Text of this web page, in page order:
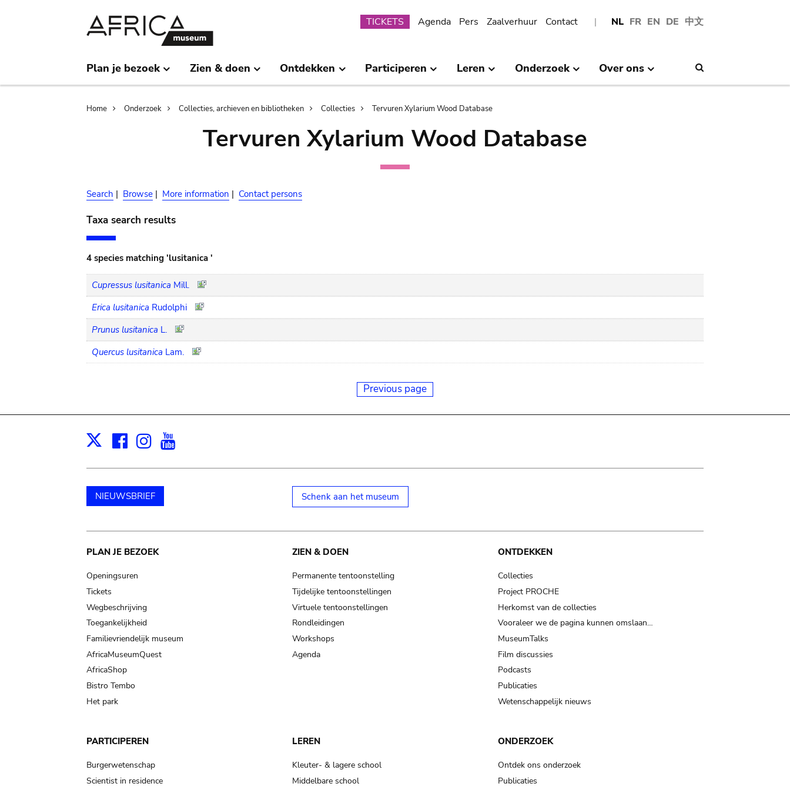
NL FR EN DE 中文
Submenu
TICKETS Agenda Pers Zaalverhuur Contact
Plan je bezoek Zien & doen Ontdekken Participeren Leren Onderzoek Over ons
Breadcrumb
Home Onderzoek Collecties, archieven en bibliotheken Collecties Tervuren Xylarium Wood Database
Tervuren Xylarium Wood Database
Search | Browse | More information | Contact persons
Taxa search results
4 species matching 'lusitanica '
Cupressus lusitanica Mill.
Erica lusitanica Rudolphi
Prunus lusitanica L.
Quercus lusitanica Lam.
Previous page
X Facebook
Instagram
NIEUWSBRIEF Schenk aan het museum
Main
navigation
PLAN JE BEZOEK
Openingsuren
Tickets
Wegbeschrijving
Toegankelijkheid
Familievriendelijk museum
AfricaMuseumQuest
AfricaShop
Bistro Tembo
Het park
ZIEN & DOEN
Permanente tentoonstelling
Tijdelijke tentoonstellingen
Virtuele tentoonstellingen
Rondleidingen
Workshops
Agenda
ONTDEKKEN
Collecties
Project PROCHE
Herkomst van de collecties
Vooraleer we de pagina kunnen omslaan…
MuseumTalks
Film discussies
Podcasts
Publicaties
Wetenschappelijk nieuws
PARTICIPEREN
Burgerwetenschap
Scientist in residence
LEREN
Kleuter- & lagere school
Middelbare school
ONDERZOEK
Ontdek ons onderzoek
Publicaties